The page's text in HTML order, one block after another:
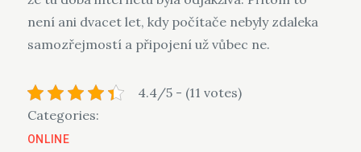
není ani dvacet let, kdy počítače nebyly zdaleka
samozřejmostí a připojení už vůbec ne.
4.4/5 - (11 votes)
Categories:
ONLINE